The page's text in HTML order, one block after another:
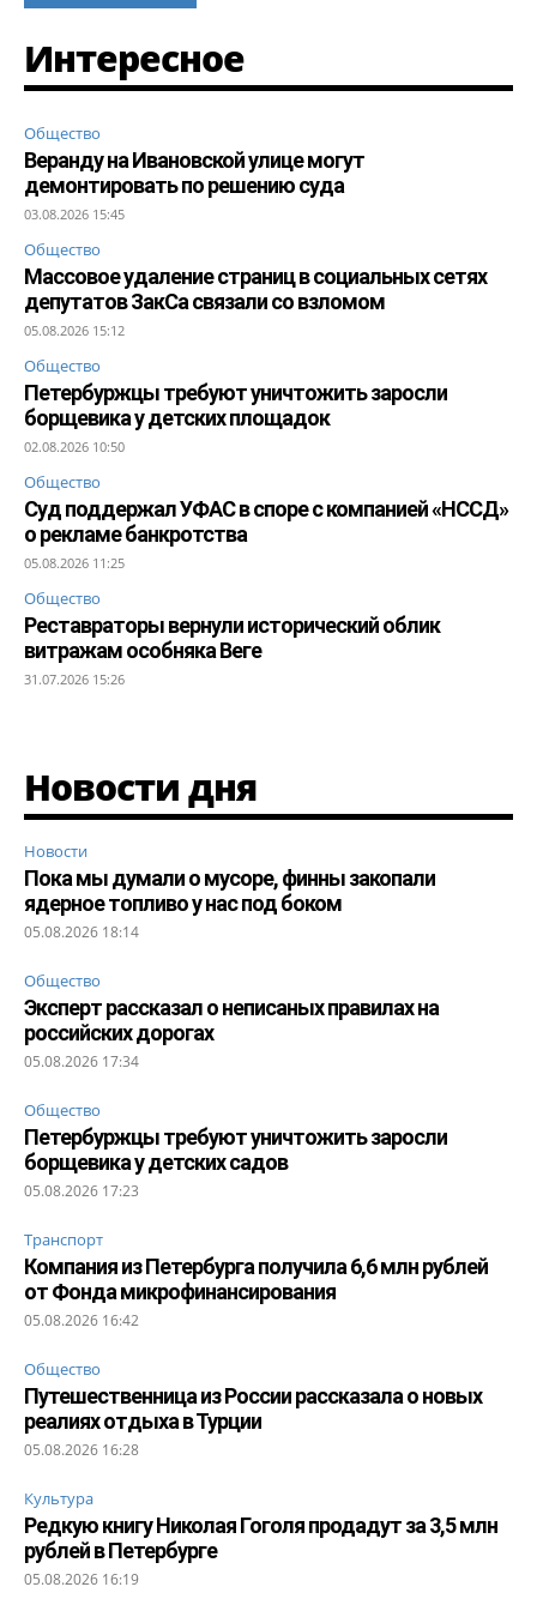
Интересное
Общество
Веранду на Ивановской улице могут
демонтировать по решению суда
03.08.2026 15:45
Общество
Массовое удаление страниц в социальных сетях
депутатов ЗакСа связали со взломом
05.08.2026 15:12
Общество
Петербуржцы требуют уничтожить заросли
борщевика у детских площадок
02.08.2026 10:50
Общество
Суд поддержал УФАС в споре с компанией «НССД»
о рекламе банкротства
05.08.2026 11:25
Общество
Реставраторы вернули исторический облик
витражам особняка Веге
31.07.2026 15:26
Новости дня
Новости
Пока мы думали о мусоре, финны закопали
ядерное топливо у нас под боком
05.08.2026 18:14
Общество
Эксперт рассказал о неписаных правилах на
российских дорогах
05.08.2026 17:34
Общество
Петербуржцы требуют уничтожить заросли
борщевика у детских садов
05.08.2026 17:23
Транспорт
Компания из Петербурга получила 6,6 млн рублей
от Фонда микрофинансирования
05.08.2026 16:42
Общество
Путешественница из России рассказала о новых
реалиях отдыха в Турции
05.08.2026 16:28
Культура
Редкую книгу Николая Гоголя продадут за 3,5 млн
рублей в Петербурге
05.08.2026 16:19